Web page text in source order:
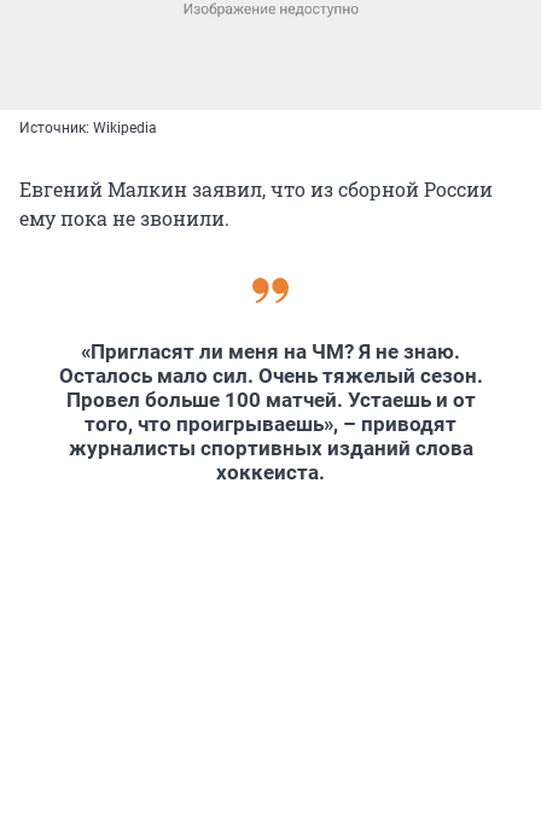
Источник: Wikipedia
Евгений Малкин заявил, что из сборной России
ему пока не звонили.
«Пригласят ли меня на ЧМ? Я не знаю.
Осталось мало сил. Очень тяжелый сезон.
Провел больше 100 матчей. Устаешь и от
того, что проигрываешь», – приводят
журналисты спортивных изданий слова
хоккеиста.